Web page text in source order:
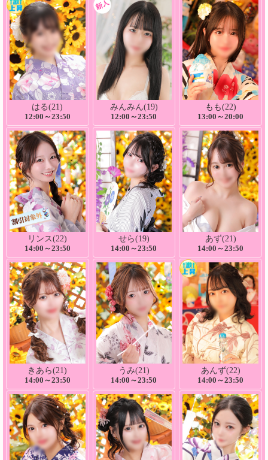
はる(21)
12:00～23:50
みんみん(19)
12:00～23:50
もも(22)
13:00～20:00
リンス(22)
14:00～23:50
せら(19)
14:00～23:50
あず(21)
14:00～23:50
きあら(21)
14:00～23:50
うみ(21)
14:00～23:50
あんず(22)
14:00～23:50